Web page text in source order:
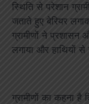
स्थिति से परेशान
जताते हुए बेरियर
ग्रामीणों ने प्रशासन
लगाया और हाथियों से
ग्रामीणों का कहना